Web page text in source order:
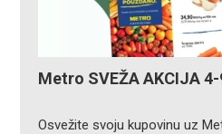
Metro SVEŽA AKCIJA
Osvežite svoju kupovinu uz